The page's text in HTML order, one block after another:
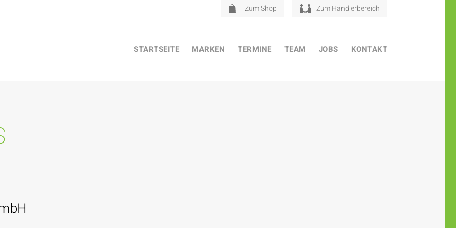
Zum Shop Zum Händlerbereich
STARTSEITE MARKEN TERMINE TEAM JOBS KONTAKT